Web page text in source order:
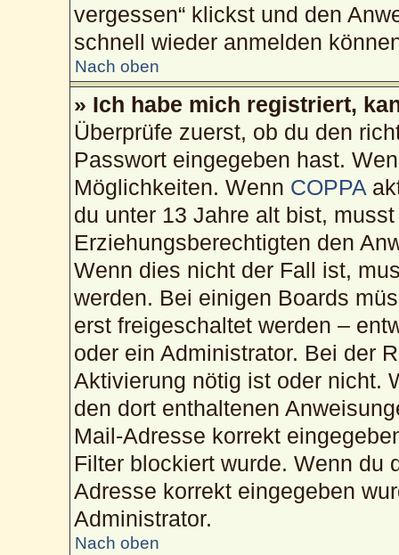
vergessen“ klickst und den
schnell wieder anmelden
Nach oben
» Ich habe mich registriert,
Überprüfe zuerst, ob du den
Passwort eingegeben hast.
Möglichkeiten. Wenn COPPA
du unter 13 Jahre alt bist,
Erziehungsberechtigten den
Wenn dies nicht der Fall ist,
werden. Bei einigen Boards
erst freigeschaltet werden –
oder ein Administrator. Bei der
Aktivierung nötig ist oder nicht.
den dort enthaltenen
Mail-Adresse korrekt
Filter blockiert wurde. Wenn du
Adresse korrekt eingegeben
Administrator.
Nach oben